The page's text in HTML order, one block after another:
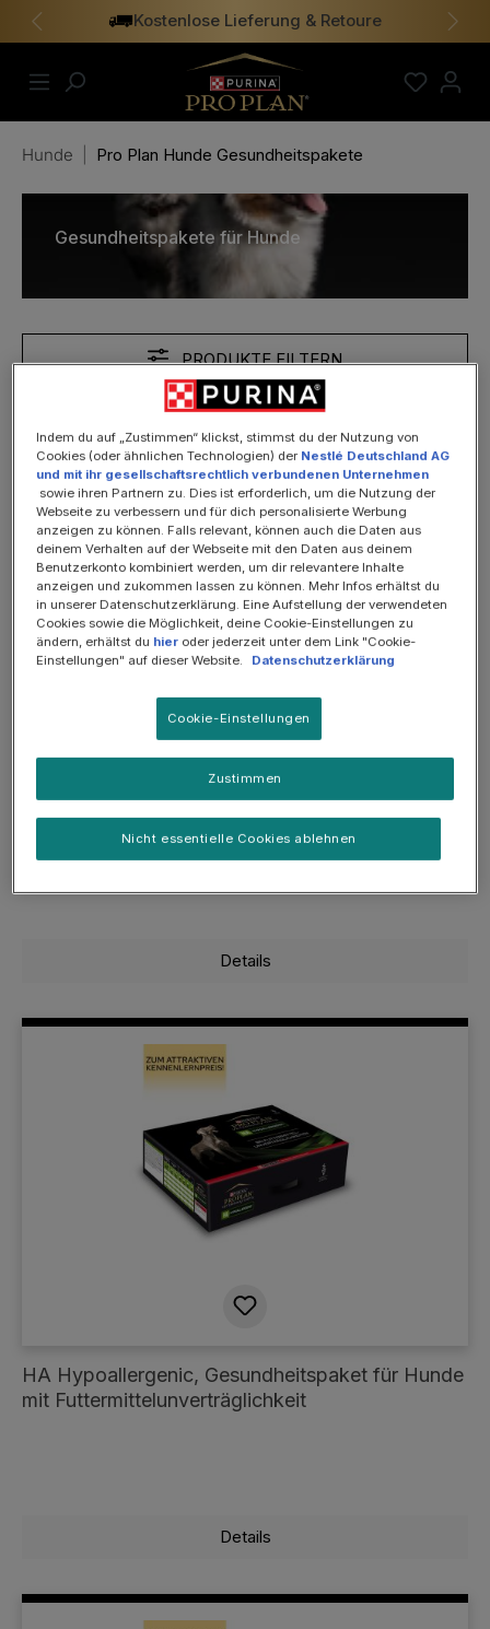
springen Kostenlose Lieferung & Retoure
Vorheriges
Hunde Pro Plan Hunde Gesundheitspakete
Gesundheitspakete für Hunde
PRODUKTE FILTERN
Gesundheitspaket zur Unterstützung des Magen-Darm-
Traktes
EN Gastroenterologie Gesundheitspaket für
Traktes
Details
HA Hypoallergenic, Gesundheitspaket für Hunde
mit Futtermittelunverträglichkeit
Details
Indem du auf „Zustimmen“ klickst, stimmst du der Nutzung von
Cookies (oder ähnlichen Technologien) der Nestlé Deutschland AG
und mit ihr gesellschaftsrechtlich verbundenen Unternehmen
sowie ihren Partnern zu. Dies ist erforderlich, um die Nutzung der
Webseite zu verbessern und für dich personalisierte Werbung
anzeigen zu können. Falls relevant, können auch die Daten aus
deinem Verhalten auf der Webseite mit den Daten aus deinem
Benutzerkonto kombiniert werden, um dir relevantere Inhalte
anzeigen und zukommen lassen zu können. Mehr Infos erhältst du
in unserer Datenschutzerklärung. Eine Aufstellung der verwendeten
Cookies sowie die Möglichkeit, deine Cookie-Einstellungen zu
ändern, erhältst du hier oder jederzeit unter dem Link "Cookie-
Einstellungen" auf dieser Website.
Datenschutzerklärung
Cookie-Einstellungen
Nicht essentielle Cookies ablehnen
Zustimmen